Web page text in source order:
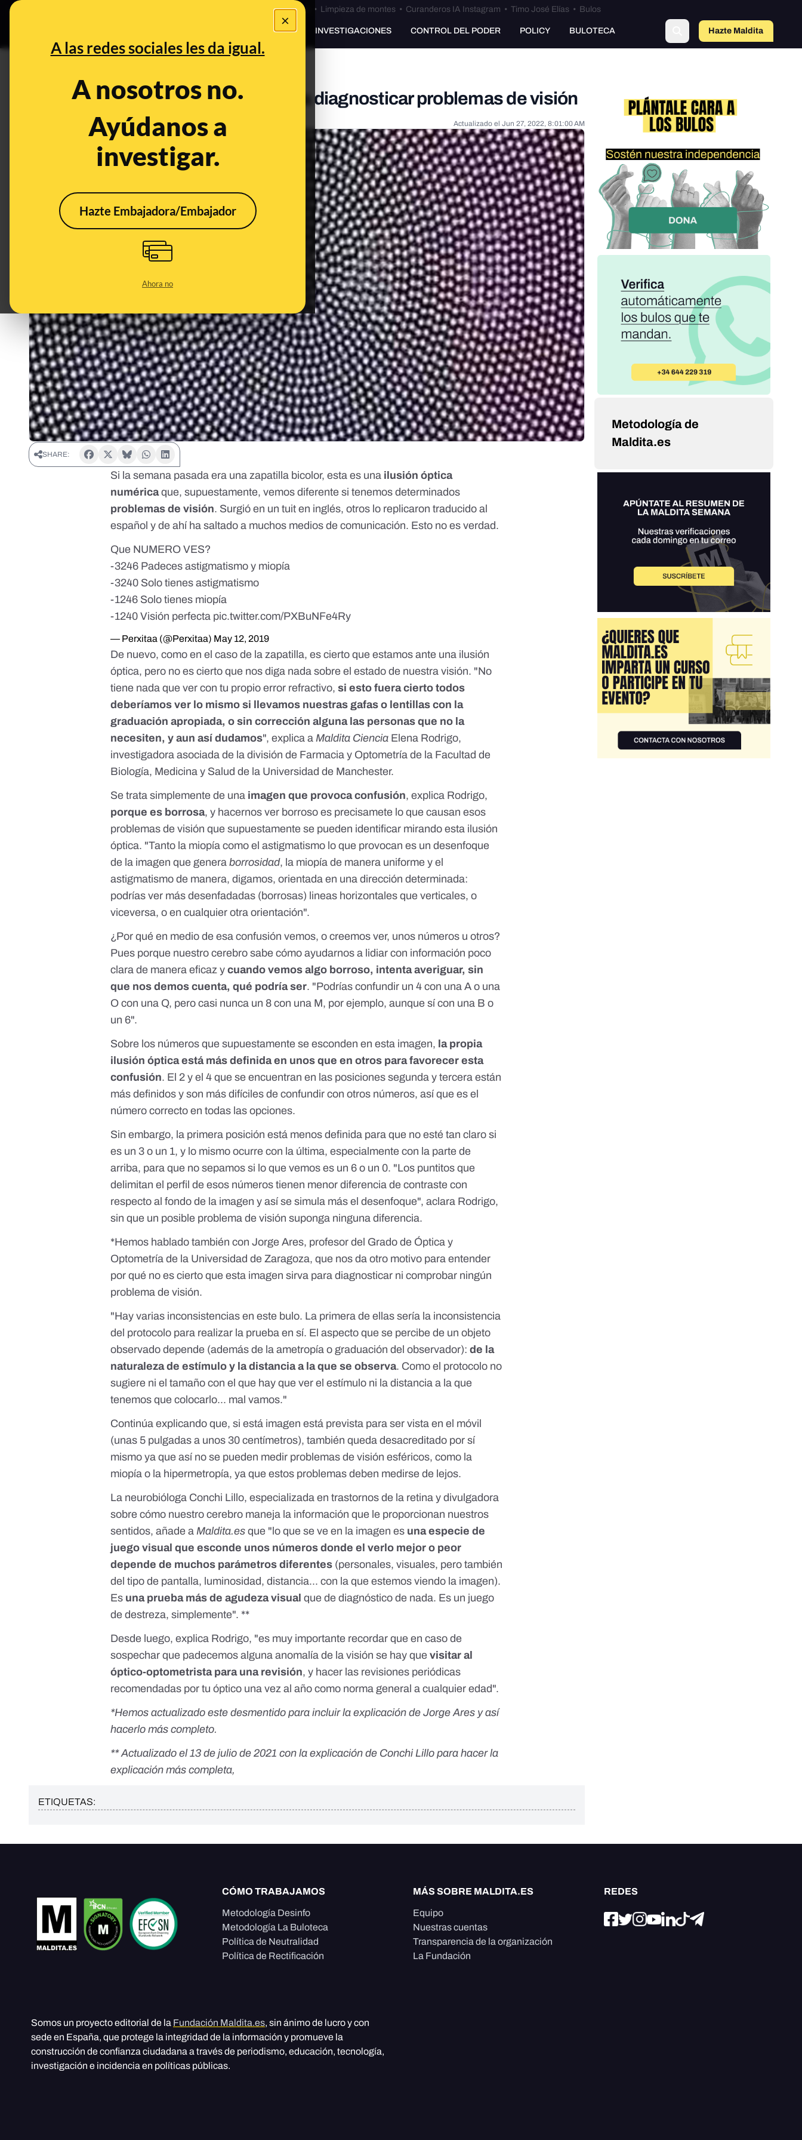
×
A las redes sociales les da igual.
A nosotros no.
Ayúdanos a
investigar.
Hazte Embajadora/Embajador
Ahora no
Bulos Ceuta • Limpieza de montes• Curanderos IA Instagram • Timo José Elías• Bulos
PREBUNKING INVESTIGACIONES CONTROL DEL PODER POLICY BULOTECA Hazte Maldita
No, esta ilusión óptica no sirve para diagnosticar problemas de visión
May 15, 2019, 8:21:01 AM Actualizado el Jun 27, 2022, 8:01:00 AM
SHARE:
Si la semana pasada era unazapatilla bicolor, esta es una ilusión óptica
numéricaque, supuestamente, vemos diferente si tenemos determinados
problemas de visión. Surgió en un tuit en inglés, otros lo replicaron traducido al
español y de ahí ha saltado a muchos medios de comunicación. Esto no es verdad.
Que NUMERO VES?
-3246 Padeces astigmatismo y miopía
-3240 Solo tienes astigmatismo
-1246 Solo tienes miopía
-1240 Visión perfecta pic.twitter.com/PXBuNFe4Ry
— Perxitaa (@Perxitaa) May 12, 2019
De nuevo, como en el caso de la zapatilla, es cierto que estamos ante una ilusión
óptica, pero no es cierto que nos diga nada sobre el estado de nuestra visión. "No
tiene nada que ver con tu propio error refractivo,si esto fuera cierto todos
deberíamos ver lo mismo si llevamos nuestras gafas o lentillas con la
graduación apropiada, o sin corrección alguna las personas que no la
necesiten, y aun así dudamos", explica aMaldita Ciencia Elena Rodrigo,
investigadora asociada de la división de Farmacia y Optometría de la Facultad de
Biología, Medicina y Salud de la Universidad de Manchester.
Se trata simplemente de una imagen que provoca confusión, explica Rodrigo,
porque es borrosa, y hacernos ver borroso es precisamete lo que causan esos
problemas de visión que supuestamente se pueden identificar mirando esta ilusión
óptica. "Tanto la miopía como el astigmatismo lo que provocan es un desenfoque
de la imagen que generaborrosidad, la miopía de manera uniforme y el
astigmatismo de manera, digamos, orientada en una dirección determinada:
podrías ver más desenfadadas (borrosas) lineas horizontales que verticales, o
viceversa, o en cualquier otra orientación".
¿Por qué en medio de esa confusión vemos, o creemos ver, unos números u otros?
Pues porque nuestro cerebro sabe cómo ayudarnos a lidiar con información poco
clara de manera eficaz ycuando vemos algo borroso, intenta averiguar, sin
que nos demos cuenta, qué podría ser. "Podrías confundir un 4 con una A o una
O con una Q, pero casi nunca un 8 con una M, por ejemplo, aunque sí con una B o
un 6".
Sobre los números que supuestamente se esconden en esta imagen, la propia
ilusión óptica está más definida en unos que en otros para favorecer esta
confusión. El 2 y el 4 que se encuentran en las posiciones segunda y tercera están
más definidos y son más difíciles de confundir con otros números, así que es el
número correcto en todas las opciones.
Sin embargo, la primera posición está menos definida para que no esté tan claro si
es un 3 o un 1, y lo mismo ocurre con la última, especialmente con la parte de
arriba, para que no sepamos si lo que vemos es un 6 o un 0. "Los puntitos que
delimitan el perfil de esos números tienen menor diferencia de contraste con
respecto al fondo de la imagen y así se simula más el desenfoque", aclara Rodrigo,
sin que un posible problema de visión suponga ninguna diferencia.
*Hemos hablado también conJorge Ares, profesor del Grado de Óptica y
Optometría de la Universidad de Zaragoza, que nos da otro motivo para entender
por qué no es cierto que esta imagen sirva para diagnosticar ni comprobar ningún
problema de visión.
"Hay varias inconsistencias en este bulo. La primera de ellas sería la inconsistencia
del protocolo para realizar la prueba en sí. El aspecto que se percibe de un objeto
observado depende (además de la ametropía o graduación del observador):de la
naturaleza de estímulo y la distancia a la que se observa. Como el protocolo no
sugiere ni el tamaño con el que hay que ver el estímulo ni la distancia a la que
tenemos que colocarlo... mal vamos."
Continúa explicando que, si está imagen está prevista para ser vista en el móvil
(unas 5 pulgadas a unos 30 centímetros), también queda desacreditado por sí
mismo ya que así no se pueden medir problemas de visión esféricos, como la
miopía o la hipermetropía, ya que estos problemas deben medirse de lejos.
La neurobióloga Conchi Lillo, especializada en trastornos de la retina y divulgadora
sobre cómo nuestro cerebro maneja la información que le proporcionan nuestros
sentidos, añade aMaldita.esque "lo que se ve en la imagen es una especie de
juego visual que esconde unos números donde el verlo mejor o peor
depende de muchos parámetros diferentes (personales, visuales, pero también
del tipo de pantalla, luminosidad, distancia... con la que estemos viendo la imagen).
Es una prueba más de agudeza visualque de diagnóstico de nada. Es un juego
de destreza, simplemente". **
Desde luego, explica Rodrigo, "es muy importante recordar que en caso de
sospechar que padecemos alguna anomalía de la visión se hay quevisitar al
óptico-optometrista para una revisión, y hacer las revisiones periódicas
recomendadas por tu óptico una vez al año como norma general a cualquier edad".
*Hemos actualizado este desmentido para incluir la explicación de Jorge Ares y así
hacerlo más completo.
** Actualizado el 13 de julio de 2021 con la explicación de Conchi Lillo para hacer la
explicación más completa,
ETIQUETAS:
Metodología de
Maldita.es
CÓMO TRABAJAMOS
Metodología Desinfo
Metodología La Buloteca
Política de Neutralidad
Política de Rectificación
MÁS SOBRE MALDITA.ES
Equipo
Nuestras cuentas
Transparencia de la organización
La Fundación
REDES
Somos un proyecto editorial de la Fundación Maldita.es, sin ánimo de lucro y con
sede en España, que protege la integridad de la información y promueve la
construcción de confianza ciudadana a través de periodismo, educación, tecnología,
investigación e incidencia en políticas públicas.